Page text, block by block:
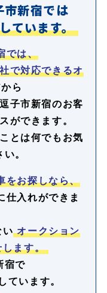
市新宿では
ています。
では、
で対応できるオ
ら
子市新宿のお客
ができます。
とは何でもお気
。
をお探しなら、
仕入れができま
い オークション
ます。
宿で
しています。